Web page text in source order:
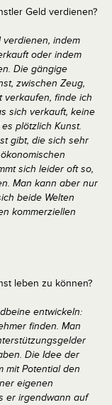
Geld verdienen?
verdienen, indem
oder indem
Die gängige
zwischen Zeug,
verkaufen, finde ich
sich verkauft, keine
plötzlich Kunst.
gibt, die sich sehr
sich leider oft so,
Man kann aber nur
beide Welten
kommerziellen
leben zu können?
entwickeln:
finden. Man
Die Idee der
mit Potential den
eigenen
er irgendwann auf